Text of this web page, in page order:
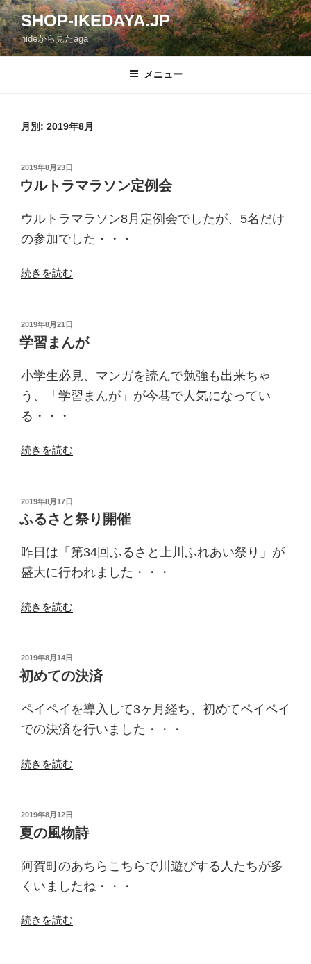
コ
ン
テ
ン
SHOP-IKEDAYA.JP
hideから見たaga
メニュー
月別: 2019年8月
投
稿
日:
2019年8月23日
ウルトラマラソン定例会
ウルトラマラソン8月定例会でしたが、5名だけ
の参加でした・・・
“ウ
ラ
マ
ソ
ン
定
例
の
続きを読む
投
稿
日:
2019年8月21日
学習まんが
小学生必見、マンガを読んで勉強も出来ちゃ
う、「学習まんが」が今巷で人気になってい
る・・・
“学
ん
が”
続きを読む
投
稿
日:
2019年8月17日
ふるさと祭り開催
昨日は「第34回ふるさと上川ふれあい祭り」が
盛大に行われました・・・
“ふ
と
祭
開
催”
続きを読む
投
稿
日:
2019年8月14日
初めての決済
ペイペイを導入して3ヶ月経ち、初めてペイペイ
での決済を行いました・・・
“初
の
決
の
続きを読む
投
稿
日:
2019年8月12日
夏の風物詩
阿賀町のあちらこちらで川遊びする人たちが多
くいましたね・・・
“夏
続きを読む